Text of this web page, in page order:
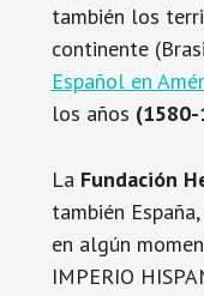
también los
continente
Español en
los años
La Fundación
también
en algún
IMPERIO